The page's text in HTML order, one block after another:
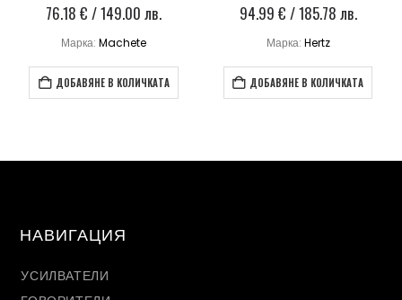
0 out of 5
76.18€ / 149.00 лв.
Марка:Machete
ДОБАВЯНЕ В КОЛИЧКАТА
0 out of 5
94.99 € / 185.78 лв.
Марка: Hertz
ДОБАВЯНЕ В КОЛИЧКАТА
НАВИГАЦИЯ
УСИЛВАТЕЛИ